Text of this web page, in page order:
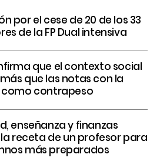
por el cese de 20 de los 33
de la FP Dual intensiva
que el contexto social
que las notas con la
contrapeso
enseñanza y finanzas
receta de un profesor para
más preparados